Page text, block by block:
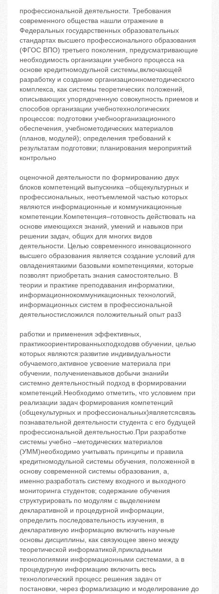
профессиональной деятельности. Требования
современного общества нашли отражение в
Федеральных государственных образовательных
стандартах высшего профессионального образования
(ФГОС ВПО) третьего поколения, предусматривающие
необходимость организации учебного процесса на
основе кредитномодульной системы,включающей
разработку и создание организационнометодического
комплекса, как системы теоретических положений,
описывающих упорядоченную совокупность приемов и
способов организации учебнотехнологических
процессов: подготовки учебноорганизационного
обеспечения, учебнометодических материалов
(планов, модулей); определения требований к
результатам подготовки; планирования мероприятий
контрольно
оценочной деятельности по формированию двух
блоков компетенций выпускника –общекультурных и
профессиональных, неотъемлемой частью которых
являются информационные и коммуникационные
компетенции.Компетенция–готовность действовать на
основе имеющихся знаний, умений и навыков при
решении задач, общих для многих видов
деятельности. Целью современного инновационного
высшего образования является создание условий для
овладениятакими базовыми компетенциями, которые
позволят приобретать знания самостоятельно. В
теории и практике преподавания информатики,
информационнокоммуникационных технологий,
информационных систем в профессиональной
деятельностисложился положительный опыт раз3
работки и применения эффективных,
практикоориентированныхподходовв обучении, целью
которых являются:развитие индивидуальности
обучаемого,активное усвоение материала при
обучении, получениенавыков добычи знанийи
системно деятельностный подход в формировании
компетенций.Необходимо отметить, что условием при
реализации задач формирования компетенций
(общекультурных и профессиональных)являетсясвязь
познавательной деятельности студента с его будущей
профессиональной деятельностью.При разработке
системы учебно –методических материалов
(УММ)необходимо учитывать принципы и правила
кредитномодульной системы обучения, положенной в
основу современной системы образования, а,
именно:разработать систему входного и выходного
мониторинга студентов; содержание обучения
структурировать по модулям с выделением
декларативной и процедурной информации,
определить последовательность изучения, в
декларативную информацию включить научные
основы дисциплины, как связующее звено между
теоретической информатикой,прикладными
технологиямии информационными системами, а в
процедурную информацию включить весь
технологический процесс решения задач от
постановки, через формализацию и моделирование до